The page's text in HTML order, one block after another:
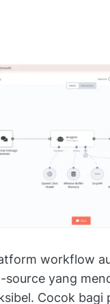
workflow
source yang
Cocok bagi